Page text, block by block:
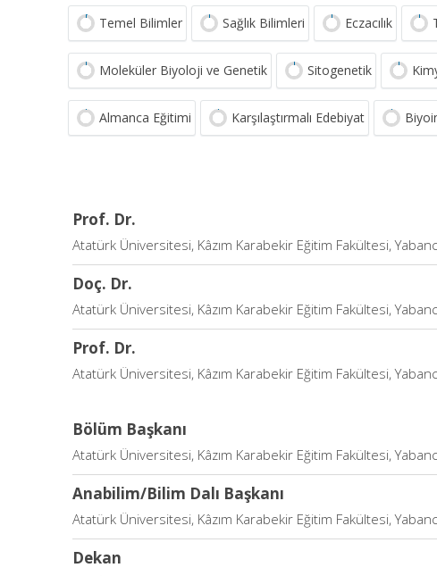
Temel Bilimler Sağlık Bilimleri Eczacılık
Moleküler Biyoloji ve Genetik Sitogenetik
Almanca Eğitimi Karşılaştırmalı Edebiyat
Prof. Dr.
Atatürk Üniversitesi, Kâzım Karabekir Eğitim Fakültesi,
Doç. Dr.
Atatürk Üniversitesi, Kâzım Karabekir Eğitim Fakültesi,
Prof. Dr.
Atatürk Üniversitesi, Kâzım Karabekir Eğitim Fakültesi,
Bölüm Başkanı
Atatürk Üniversitesi, Kâzım Karabekir Eğitim Fakültesi,
Anabilim/Bilim Dalı Başkanı
Atatürk Üniversitesi, Kâzım Karabekir Eğitim Fakültesi,
Dekan